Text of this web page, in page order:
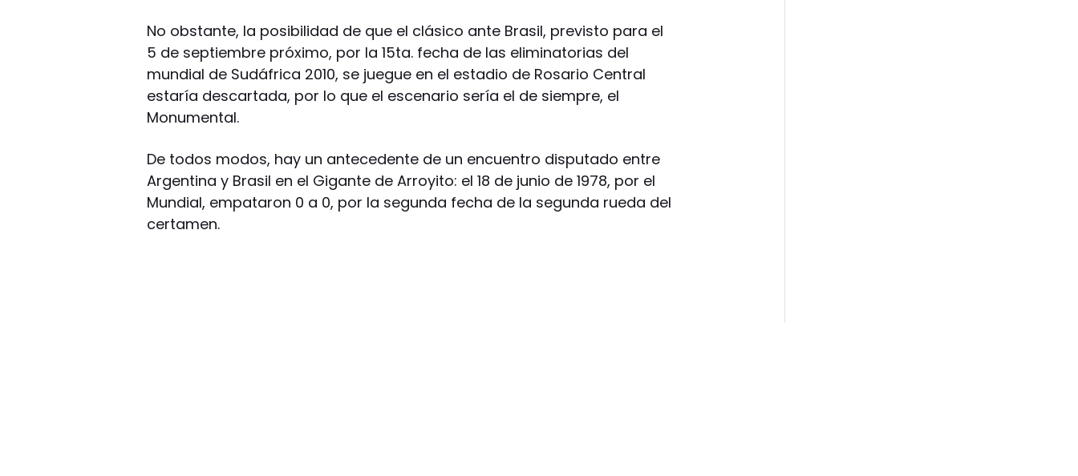
No obstante, la posibilidad de que el clásico ante Brasil, previsto para el
5 de septiembre próximo, por la 15ta. fecha de las eliminatorias del
mundial de Sudáfrica 2010, se juegue en el estadio de Rosario Central
estaría descartada, por lo que el escenario sería el de siempre, el
Monumental.
De todos modos, hay un antecedente de un encuentro disputado entre
Argentina y Brasil en el Gigante de Arroyito: el 18 de junio de 1978, por el
Mundial, empataron 0 a 0, por la segunda fecha de la segunda rueda del
certamen.